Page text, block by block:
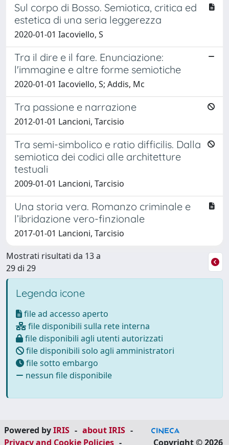
Sul corpo di Bosso. Semiotica, critica ed
estetica di una seria leggerezza
2020-01-01 Iacoviello, S
Tra il dire e il fare. Enunciazione:
l'immagine e altre forme semiotiche
2020-01-01 Iacoviello, S; Addis, Mc
Tra passione e narrazione
2012-01-01 Lancioni, Tarcisio
Tra semi-simbolico e ratio difficilis. Dalla
semiotica dei codici alle architetture
testuali
2009-01-01 Lancioni, Tarcisio
Una storia vera. Romanzo criminale e
l’ibridazione vero-finzionale
2017-01-01 Lancioni, Tarcisio
Mostrati risultati da 13 a
29 di 29
Legenda icone
file ad accesso aperto
file disponibili sulla rete interna
file disponibili agli utenti autorizzati
file disponibili solo agli amministratori
file sotto embargo
nessun file disponibile
Powered byIRIS - about IRIS -
Privacy and Cookie Policies - Copyright © 2026